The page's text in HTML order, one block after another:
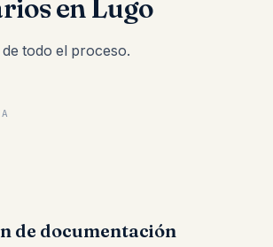
en Lugo
todo el proceso.
de documentación